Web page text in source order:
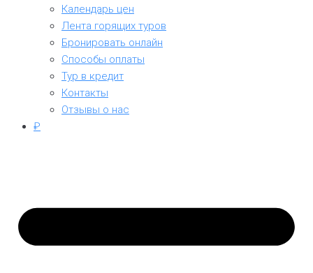
Календарь цен
Лента горящих туров
Бронировать онлайн
Способы оплаты
Тур в кредит
Контакты
Отзывы о нас
₽